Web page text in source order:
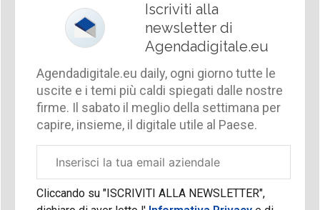
Iscriviti alla
newsletter di
Agendadigitale.eu
Agendadigitale.eu daily, ogni giorno tutte le
uscite e i temi più caldi spiegati dalle nostre
firme. Il sabato il meglio della settimana per
capire, insieme, il digitale utile al Paese.
aziendale
Cliccando su "ISCRIVITI ALLA NEWSLETTER",